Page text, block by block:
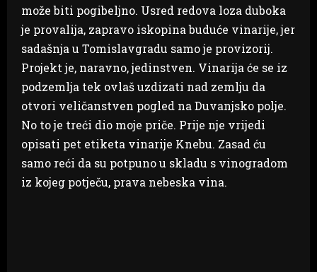
može biti pogibeljno. Usred redova loza duboka
je provalija, zapravo iskopina buduće vinarije, jer
sadašnja u Tomislavgradu samo je provizorij.
Projekt je, naravno, jedinstven. Vinarija će se iz
podzemlja tek ovlaš uzdizati nad zemlju da
otvori veličanstven pogled na Duvanjsko polje.
No to je treći dio moje priče. Prije nje vrijedi
opisati pet etiketa vinarije Knebu. Zasad ću
samo reći da su potpuno u skladu s vinogradom
iz kojeg potječu, prava nebeska vina.